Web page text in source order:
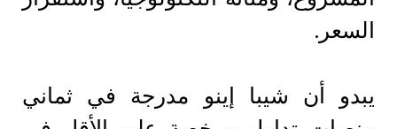
السعر.
يبدو أن شيبا إينو مدرجة في ثماني